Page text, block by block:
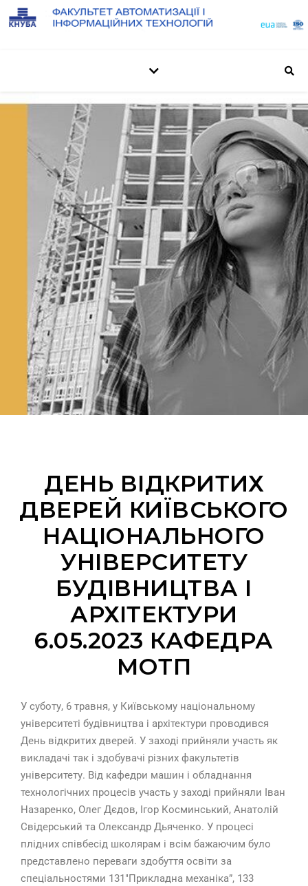
ДЕНЬ ВІДКРИТИХ
ДВЕРЕЙ КИЇВСЬКОГО
НАЦІОНАЛЬНОГО
УНІВЕРСИТЕТУ
БУДІВНИЦТВА І
АРХІТЕКТУРИ
6.05.2023 КАФЕДРА
МОТП
У суботу, 6 травня, у Київському національному
університеті будівництва і архітектури проводився
День відкритих дверей. У заході прийняли участь як
викладачі так і здобувачі різних факультетів
університету. Від кафедри машин і обладнання
технологічних процесів участь у заході прийняли Іван
Назаренко, Олег Дєдов, Ігор Косминський, Анатолій
Свідерський та Олександр Дьяченко. У процесі
плідних співбесід школярам і всім бажаючим було
представлено переваги здобуття освіти за
спеціальностями 131″Прикладна механіка”, 133